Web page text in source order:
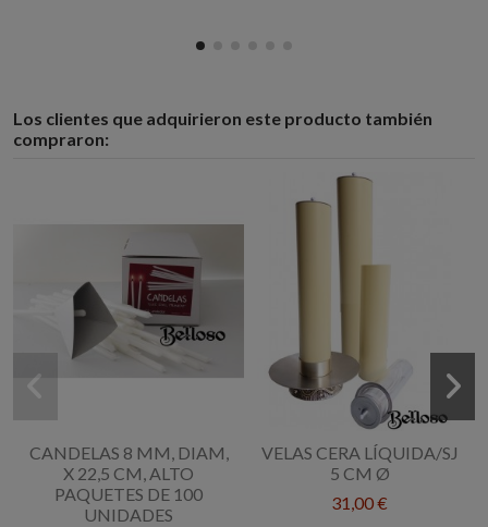
Los clientes que adquirieron este producto también
compraron:
CANDELAS 8 MM, DIAM,
X 22,5 CM, ALTO
PAQUETES DE 100
UNIDADES
VELAS CERA LÍQUIDA/SJ
5 CM Ø
31,00 €